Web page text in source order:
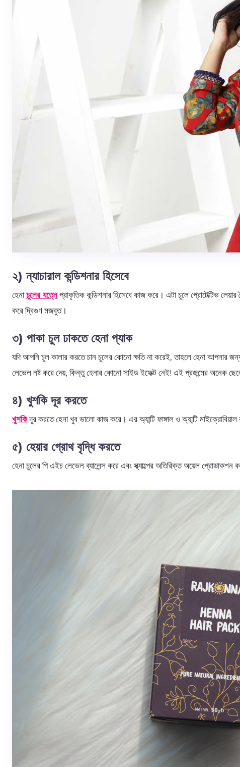
২) ন্যাচারাল কন্ডিশনার হিসেবে
হেনাচুলের যত্নেপ্রাকৃতিক কন্ডিশনার হিসেবে কাজ করে। এটা চুলে প্রোটেক্টিভ
করে দ্বিগুণ মজবুত।
৩) পাকা চুল ঢাকতে হেনা প্যাক
যদি আপনি চুল কালার করতে চান চুলের কোনো ক্ষতি না করেই, তাহলে হেনা আপনার
লেভেল নষ্ট করে দেয়, কিন্তু হেনার কোনো সাইড ইফেক্ট নেই! এই প্রজন্মের অনেক
৪) খুশকি দূর করতে
খুশকিদূর করতে হেনা খুব ভালো কাজ করে। এর অ্যান্টি ফাঙ্গাল ও অ্যান্টি
৫) হেয়ার গ্রোথ বৃদ্ধি করতে
হেনা চুলের পি এইচ লেভেল ব্যালেন্স করে এবং স্ক্যাল্পের অতিরিক্ত অয়েল